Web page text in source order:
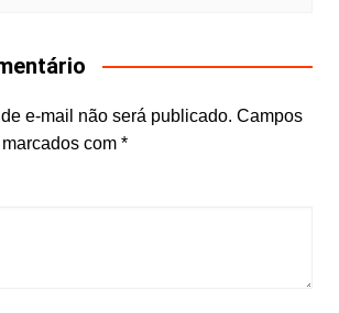
e-mail não será publicado. Campos
com *